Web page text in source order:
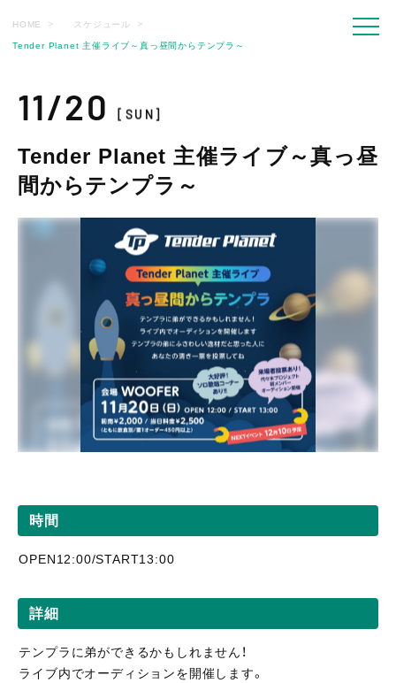
HOME スケジュール
Tender Planet 主催ライブ～真っ昼間からテンプラ～
11/20[SUN]
Tender Planet 主催ライブ～真っ昼
間からテンプラ～
時間
OPEN12:00/START13:00
詳細
テンプラに弟ができるかもしれません！
ライブ内でオーディションを開催します。